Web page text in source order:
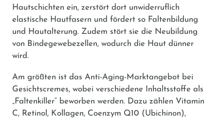
Hautschichten ein, zerstört dort unwiderruflich
elastische Hautfasern und fördert so Faltenbildung
und Hautalterung. Zudem stört sie die Neubildung
von Bindegewebezellen, wodurch die Haut dünner
wird.
Am größten ist das Anti-Aging-Marktangebot bei
Gesichtscremes, wobei verschiedene Inhaltsstoffe als
„Faltenkiller“ beworben werden. Dazu zählen Vitamin
C, Retinol, Kollagen, Coenzym Q10 (Ubichinon),